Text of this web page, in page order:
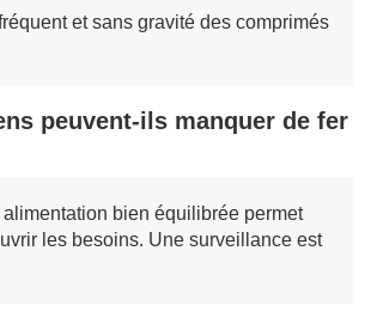
et sans gravité des comprimés
peuvent-ils manquer de fer
bien équilibrée permet
les besoins. Une surveillance est